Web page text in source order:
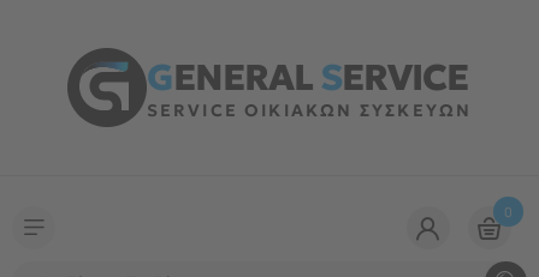
GENERALSERVICE
SERVICE ΟΙΚΙΑΚΩΝ ΣΥΣΚΕΥΩΝ
0